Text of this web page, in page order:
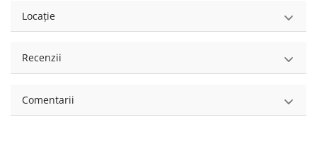
Locație
Recenzii
Comentarii